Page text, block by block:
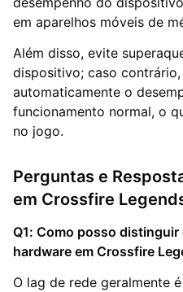
em aparelhos móveis de
Além disso, evite
dispositivo; caso
automaticamente o
funcionamento normal, o
no jogo.
Perguntas e
em Crossfire
Q1: Como posso distinguir
hardware em Crossfire
O lag de rede geralmente